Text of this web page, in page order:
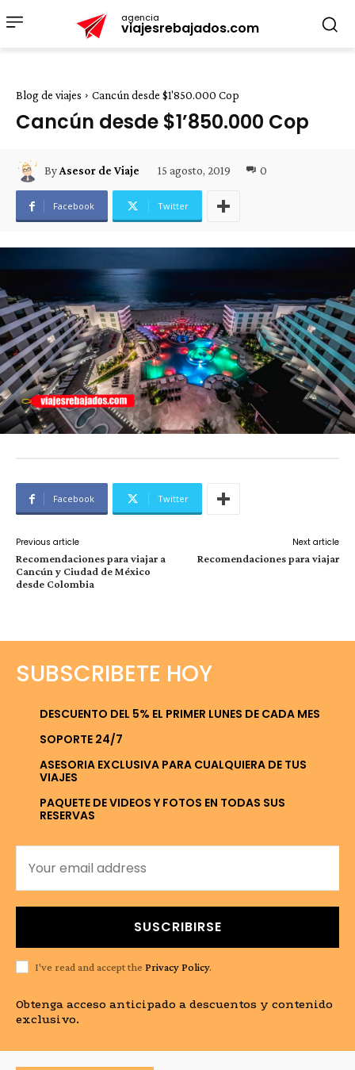
agencia
viajesrebajados.com
Blog de viajes Cancún desde $1'850.000 Cop
Cancún desde $1’850.000 Cop
ByAsesor de Viaje 15 agosto, 2019 0
Facebook Twitter
Facebook Twitter
Previous article
Recomendaciones para viajar a
Cancún y Ciudad de México
desde Colombia
Next article
Recomendaciones para viajar
SUBSCRIBETE HOY
DESCUENTO DEL 5% EL PRIMER LUNES DE CADA MES
SOPORTE 24/7
ASESORIA EXCLUSIVA PARA CUALQUIERA DE TUS
VIAJES
PAQUETE DE VIDEOS Y FOTOS EN TODAS SUS
RESERVAS
SUSCRIBIRSE
I've read and accept the Privacy Policy.
Obtenga acceso anticipado a descuentos y contenido
exclusivo.